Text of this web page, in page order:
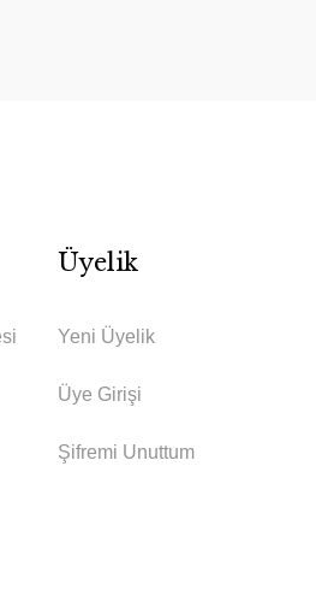
Üyelik
Yeni Üyelik
Üye Girişi
Şifremi Unuttum